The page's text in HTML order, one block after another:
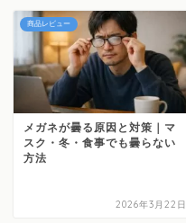
商品レビュー
メガネが曇る原因と対策｜マ
スク・冬・食事でも曇らない
方法
2026年3月22日